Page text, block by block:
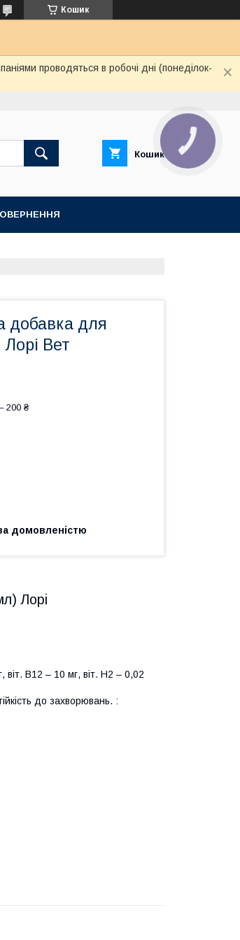
Кошик
проводяться в робочі дні (понеділок-
Кошик
добавка для
Вет
200 ₴
домовленістю
Лорі
віт. В12 – 10 мг, віт. Н2 – 0,02
до захворювань. :
КНОПКА
ЗВ'ЯЗКУ